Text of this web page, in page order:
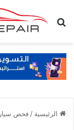
بحث عن
الرئيسية / فحص